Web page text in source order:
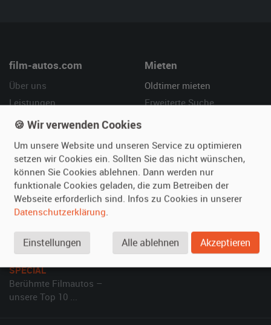
film-autos.com
Über uns
Leistungen
Referenzen
Mieten
Oldtimer mieten
Erweiterte Suche
Vermieten
Oldtimer anmelden
Fotos senden
Inserat verwalten
Hilfe
Häufige Fragen (FAQ)
So funktioniert's
SPECIAL
Berühmte Filmautos –
unsere Top 10 ...
🍪 Wir verwenden Cookies
Um unsere Website und unseren Service zu optimieren
setzen wir Cookies ein. Sollten Sie das nicht wünschen,
können Sie Cookies ablehnen. Dann werden nur
funktionale Cookies geladen, die zum Betreiben der
Webseite erforderlich sind. Infos zu Cookies in unserer
Datenschutzerklärung.
Einstellungen Alle ablehnen Akzeptieren